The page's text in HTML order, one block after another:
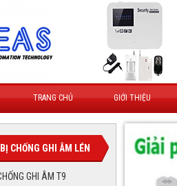
TRANG CHỦ GIỚI THIỆU
CHỐNG GHI ÂM LÉN
GHI ÂM T9